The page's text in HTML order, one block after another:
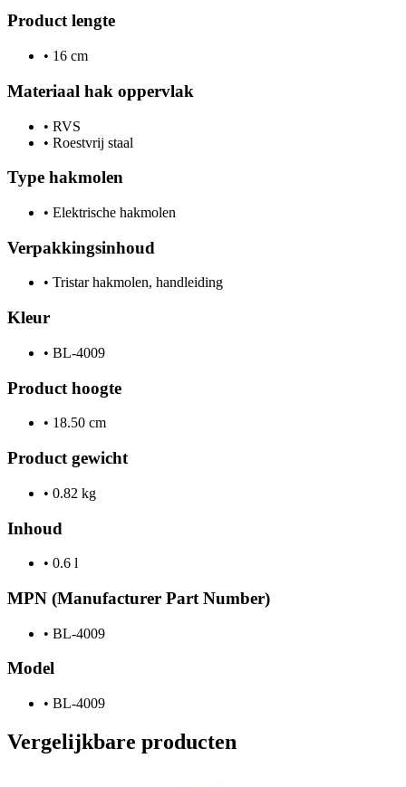
Product lengte
• 16 cm
Materiaal hak oppervlak
• RVS
• Roestvrij staal
Type hakmolen
• Elektrische hakmolen
Verpakkingsinhoud
• Tristar hakmolen, handleiding
Kleur
• BL-4009
Product hoogte
• 18.50 cm
Product gewicht
• 0.82 kg
Inhoud
• 0.6 l
MPN (Manufacturer Part Number)
• BL-4009
Model
• BL-4009
Vergelijkbare producten